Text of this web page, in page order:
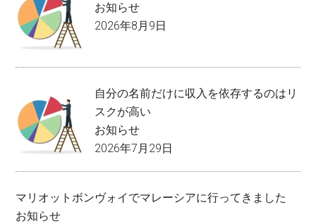
お知らせ
2026年8月9日
自分の名前だけに収入を依存するのはリ
スクが高い
お知らせ
2026年7月29日
マリオットボンヴォイでマレーシアに行ってきました
お知らせ